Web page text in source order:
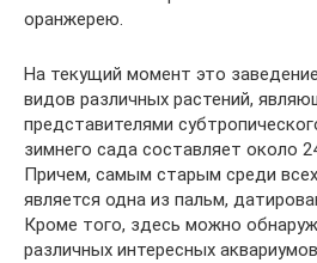
оранжерею.
На текущий момент это
видов различных растений,
представителями
зимнего сада составляет около
Причем, самым старым среди
является одна из пальм,
Кроме того, здесь можно
различных интересных